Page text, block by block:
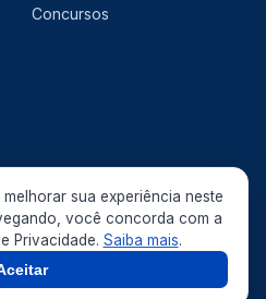
Concursos
Pedras de Fogo. Todos os direitos
·
Privacidade
sua experiência neste
você concorda com a
Privacidade. Saiba mais.